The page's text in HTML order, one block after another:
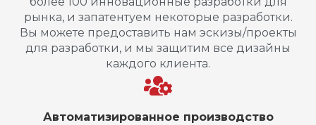
рынка, и запатентуем некоторые разработки.
Вы можете предоставить нам эскизы/проекты
для разработки, и мы защитим все дизайны
каждого клиента.
Автоматизированное производство